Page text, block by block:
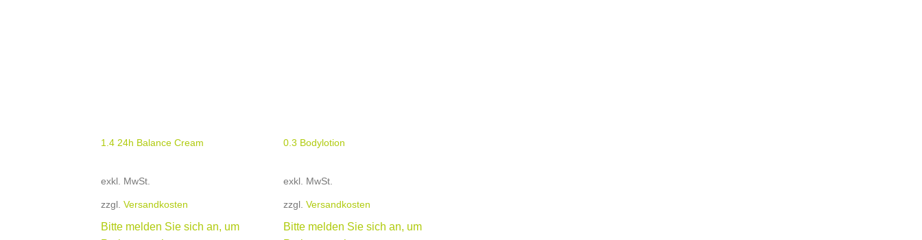
1.4 24h Balance Cream
exkl. MwSt.
zzgl. Versandkosten
Bitte melden Sie sich an, um
0.3 Bodylotion
exkl. MwSt.
zzgl.Versandkosten
Bitte melden Sie sich an, um